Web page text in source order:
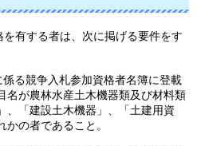
有する者は、次に掲げる要件をす
る競争入札参加資格者名簿に登載
名が農林水産土木機器類及び材料類
、「建設土木機器」、「土建用資
の者であること。